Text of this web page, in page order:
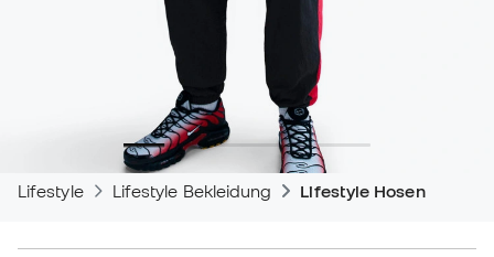
Lifestyle Lifestyle Bekleidung Lifestyle Hosen